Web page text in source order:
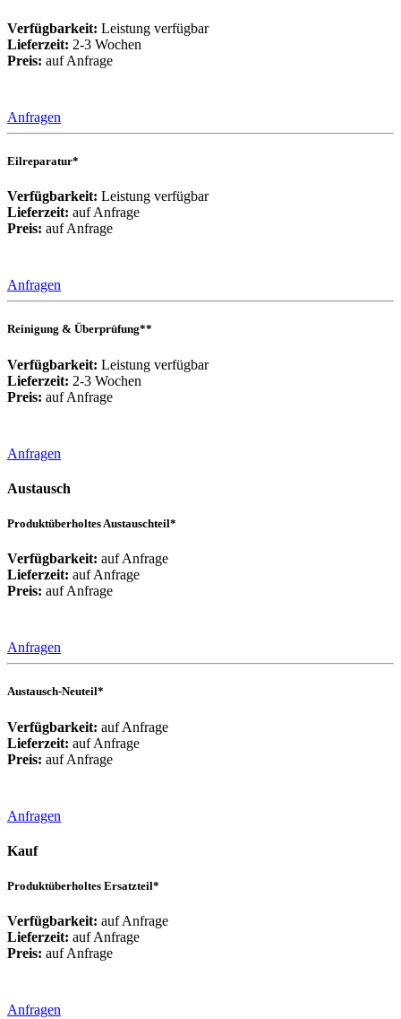
Verfügbarkeit: Leistung verfügbar
Lieferzeit: 2-3 Wochen
Preis: auf Anfrage
Anfragen
Eilreparatur*
Verfügbarkeit: Leistung verfügbar
Lieferzeit: auf Anfrage
Preis: auf Anfrage
Anfragen
Reinigung & Überprüfung**
Verfügbarkeit: Leistung verfügbar
Lieferzeit: 2-3 Wochen
Preis: auf Anfrage
Anfragen
Austausch
Produktüberholtes Austauschteil*
Verfügbarkeit: auf Anfrage
Lieferzeit: auf Anfrage
Preis: auf Anfrage
Anfragen
Austausch-Neuteil*
Verfügbarkeit: auf Anfrage
Lieferzeit: auf Anfrage
Preis: auf Anfrage
Anfragen
Kauf
Produktüberholtes Ersatzteil*
Verfügbarkeit: auf Anfrage
Lieferzeit: auf Anfrage
Preis: auf Anfrage
Anfragen